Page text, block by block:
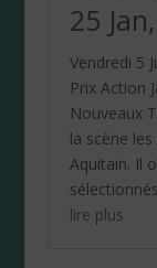
25
Vendredi 5
Prix Action
Nouveaux
la scène
Aquitain. Il
lire plus